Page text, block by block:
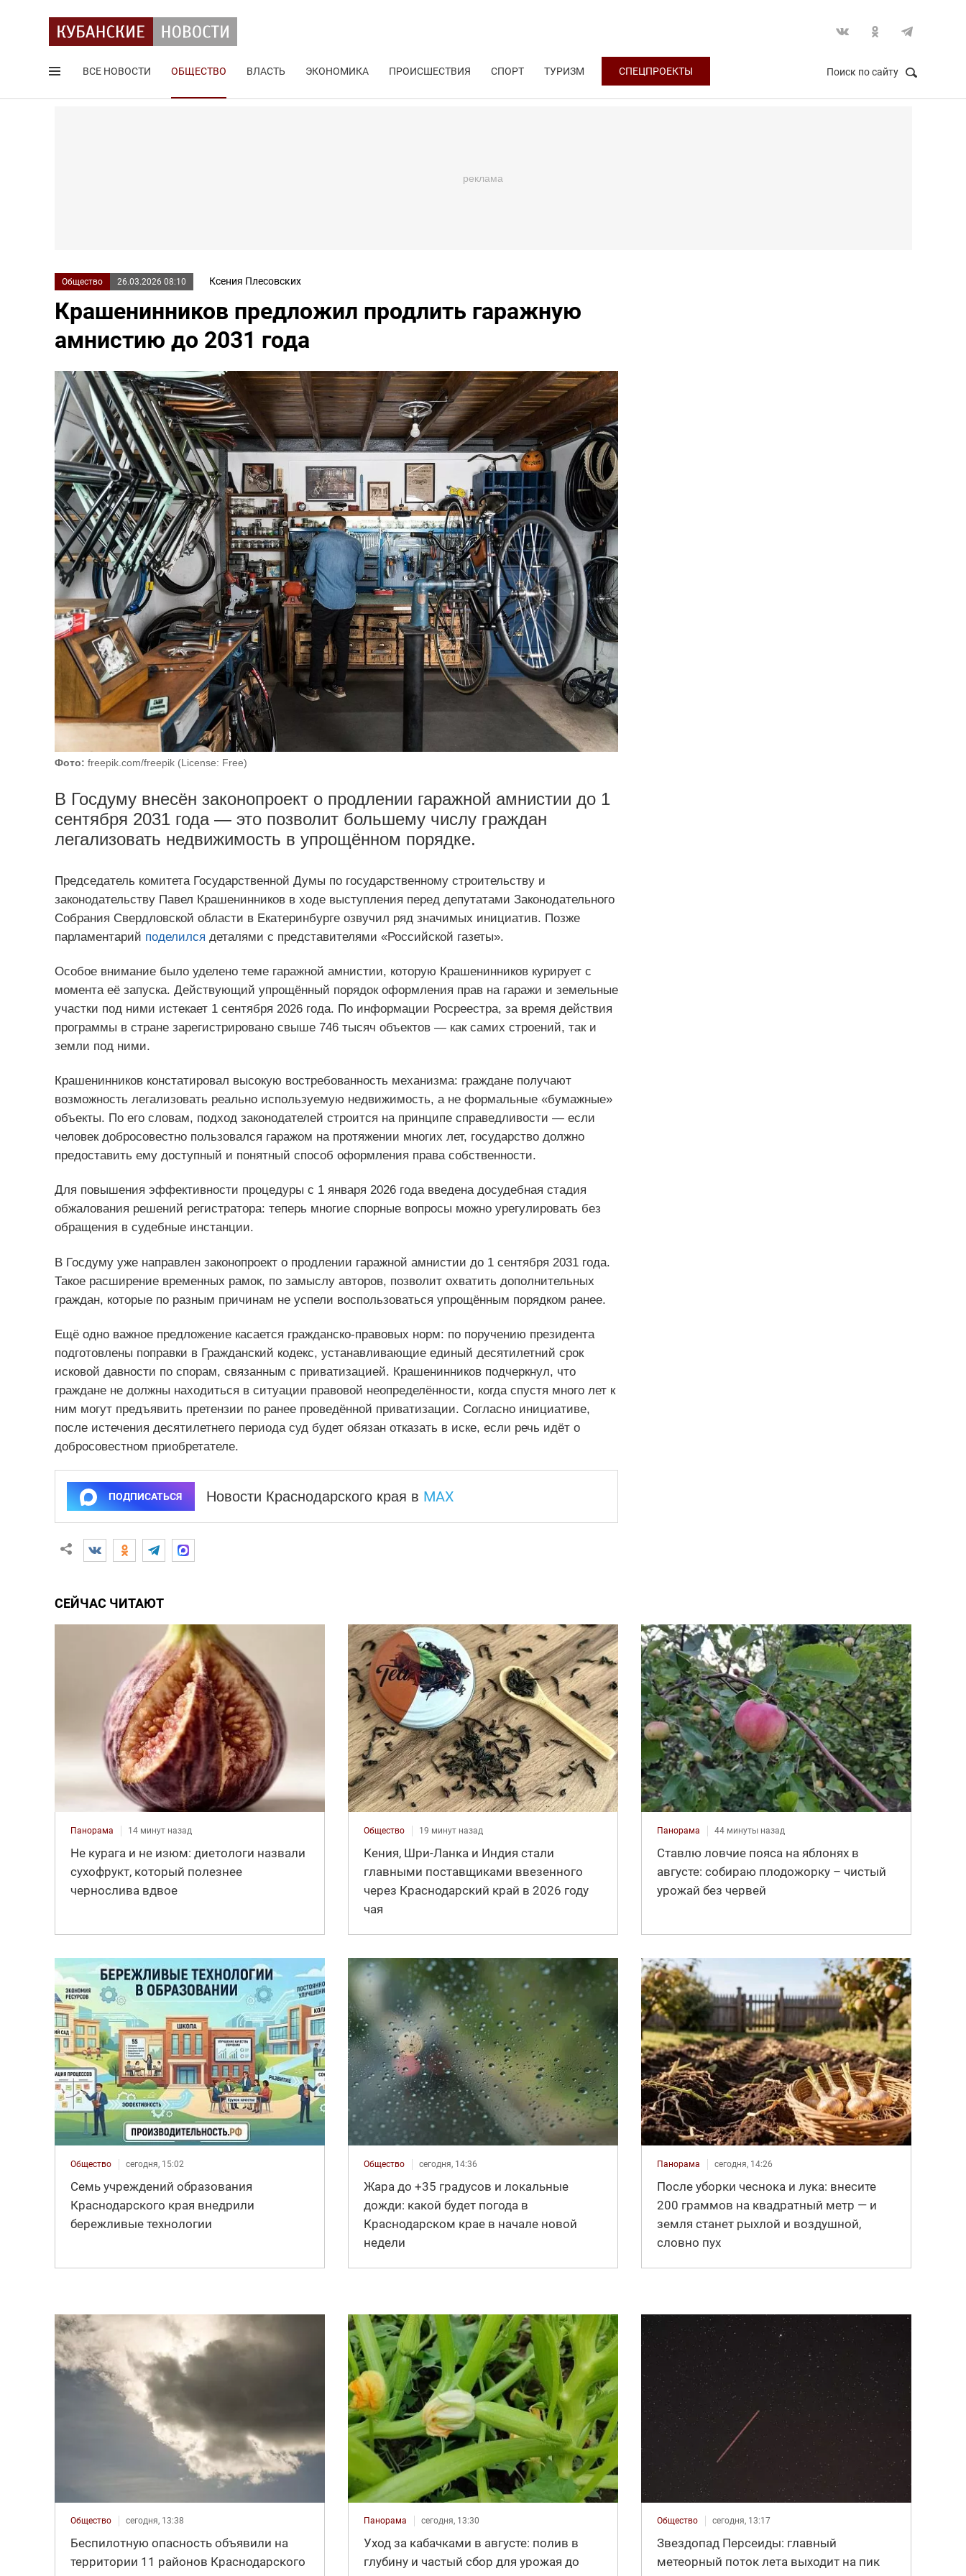
ВСЕ НОВОСТИ ОБЩЕСТВО ВЛАСТЬ ЭКОНОМИКА ПРОИСШЕСТВИЯ СПОРТ ТУРИЗМ СПЕЦПРОЕКТЫ Поиск по сайту
Общество 26.03.2026 08:10 Ксения Плесовских
Крашенинников предложил продлить гаражную
амнистию до 2031 года
Фото: freepik.com/freepik (License: Free)
В Госдуму внесён законопроект о продлении гаражной амнистии до 1
сентября 2031 года — это позволит большему числу граждан
легализовать недвижимость в упрощённом порядке.
Председатель комитета Государственной Думы по государственному строительству и
законодательству Павел Крашенинников в ходе выступления перед депутатами Законодательного
Собрания Свердловской области в Екатеринбурге озвучил ряд значимых инициатив. Позже
парламентарий поделился деталями с представителями «Российской газеты».
Особое внимание было уделено теме гаражной амнистии, которую Крашенинников курирует с
момента её запуска. Действующий упрощённый порядок оформления прав на гаражи и земельные
участки под ними истекает 1 сентября 2026 года. По информации Росреестра, за время действия
программы в стране зарегистрировано свыше 746 тысяч объектов — как самих строений, так и
земли под ними.
Крашенинников констатировал высокую востребованность механизма: граждане получают
возможность легализовать реально используемую недвижимость, а не формальные «бумажные»
объекты. По его словам, подход законодателей строится на принципе справедливости — если
человек добросовестно пользовался гаражом на протяжении многих лет, государство должно
предоставить ему доступный и понятный способ оформления права собственности.
Для повышения эффективности процедуры с 1 января 2026 года введена досудебная стадия
обжалования решений регистратора: теперь многие спорные вопросы можно урегулировать без
обращения в судебные инстанции.
В Госдуму уже направлен законопроект о продлении гаражной амнистии до 1 сентября 2031 года.
Такое расширение временных рамок, по замыслу авторов, позволит охватить дополнительных
граждан, которые по разным причинам не успели воспользоваться упрощённым порядком ранее.
Ещё одно важное предложение касается гражданско-правовых норм: по поручению президента
подготовлены поправки в Гражданский кодекс, устанавливающие единый десятилетний срок
исковой давности по спорам, связанным с приватизацией. Крашенинников подчеркнул, что
граждане не должны находиться в ситуации правовой неопределённости, когда спустя много лет к
ним могут предъявить претензии по ранее проведённой приватизации. Согласно инициативе,
после истечения десятилетнего периода суд будет обязан отказать в иске, если речь идёт о
добросовестном приобретателе.
ПОДПИСАТЬСЯ Новости Краснодарского края в MAX
СЕЙЧАС ЧИТАЮТ
Панорама 14 минут назад
Не курага и не изюм: диетологи назвали
сухофрукт, который полезнее
чернослива вдвое
Общество 19 минут назад
Кения, Шри-Ланка и Индия стали
главными поставщиками ввезенного
через Краснодарский край в 2026 году
чая
Панорама 44 минуты назад
Ставлю ловчие пояса на яблонях в
августе: собираю плодожорку – чистый
урожай без червей
Общество сегодня, 15:02
Семь учреждений образования
Краснодарского края внедрили
бережливые технологии
Общество сегодня, 14:36
Жара до +35 градусов и локальные
дожди: какой будет погода в
Краснодарском крае в начале новой
недели
Панорама сегодня, 14:26
После уборки чеснока и лука: внесите
200 граммов на квадратный метр — и
земля станет рыхлой и воздушной,
словно пух
Общество сегодня, 13:38
Беспилотную опасность объявили на
территории 11 районов Краснодарского
Панорама сегодня, 13:30
Уход за кабачками в августе: полив в
глубину и частый сбор для урожая до
Общество сегодня, 13:17
Звездопад Персеиды: главный
метеорный поток лета выходит на пик